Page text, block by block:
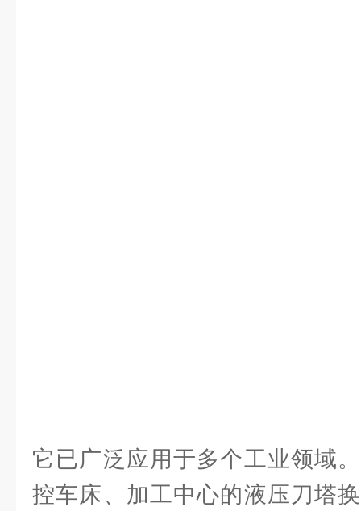
它已广泛应用于多个工业领域
控车床、加工中心的液压刀塔